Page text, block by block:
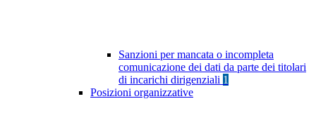
Sanzioni per mancata o incompleta
comunicazione dei dati da parte dei titolari
di incarichi dirigenziali 1
Posizioni organizzative